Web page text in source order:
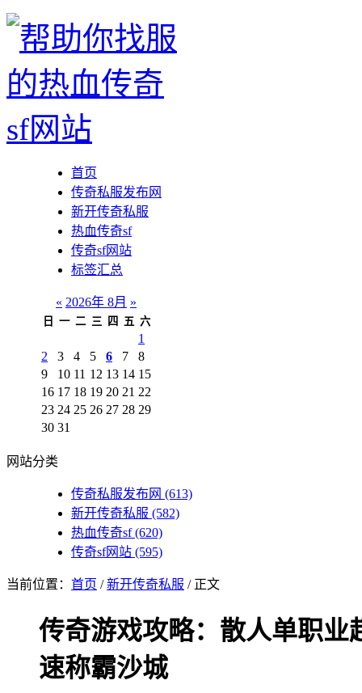
首页
传奇私服发布网
新开传奇私服
热血传奇sf
传奇sf网站
标签汇总
« 2026年 8月 »
日 一 二 三 四 五 六
1
2
3 4 5 6 7
8
9
10 11 12 13 14 15
16 17 18 19 20 21 22
23 24 25 26 27 28 29
30 31
网站分类
传奇私服发布网 (613)
新开传奇私服 (582)
热血传奇sf(620)
传奇sf网站 (595)
当前位置： 首页 /新开传奇私服 / 正文
传奇游戏攻略：散人单职
速称霸沙城